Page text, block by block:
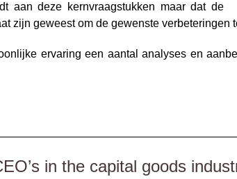
aan deze kernvraagstukken maar dat de
zijn geweest om de gewenste verbeteringen
ervaring een aantal analyses en
in the capital goods